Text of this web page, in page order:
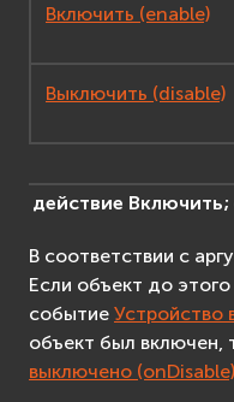
Включить (enable)
Выключить (disable)
действие Включить;
В соответствии с
Если объект до
событие Устройство
объект был включен,
выключено (onDisable)